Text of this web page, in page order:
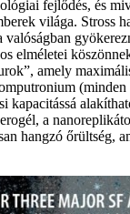
fejlődés, és
világa. Stross
valóságban
elméletei
amely
(minden
kapacitássá
a
hangzó őrültség,